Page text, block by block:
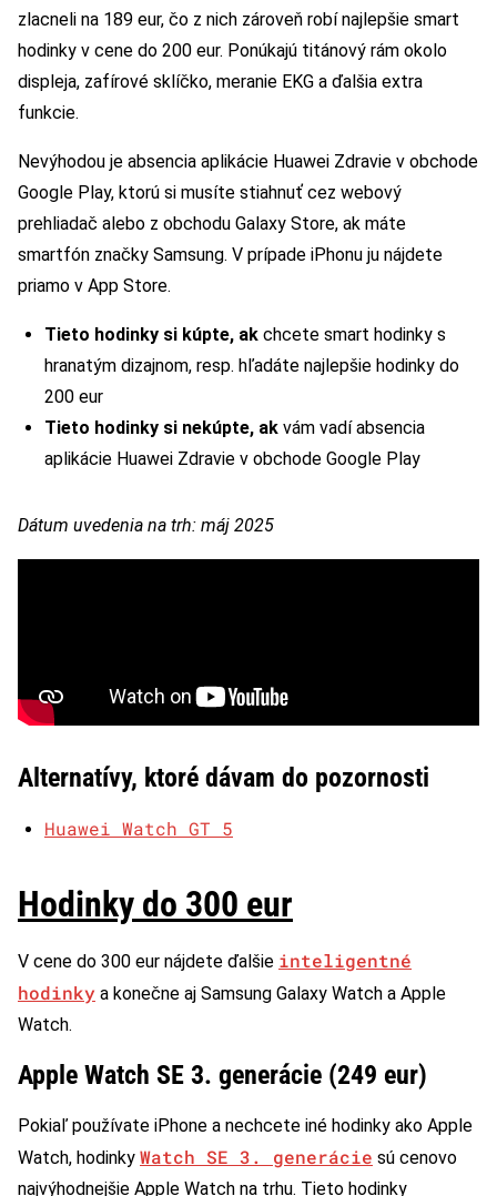
zlacneli na 189 eur, čo z nich zároveň robí najlepšie smart
hodinky v cene do 200 eur. Ponúkajú titánový rám okolo
displeja, zafírové sklíčko, meranie EKG a ďalšia extra
funkcie.
Nevýhodou je absencia aplikácie Huawei Zdravie v obchode
Google Play, ktorú si musíte stiahnuť cez webový
prehliadač alebo z obchodu Galaxy Store, ak máte
smartfón značky Samsung. V prípade iPhonu ju nájdete
priamo v App Store.
Tieto hodinky si kúpte, ak chcete smart hodinky s
hranatým dizajnom, resp. hľadáte najlepšie hodinky do
200 eur
Tieto hodinky si nekúpte, ak vám vadí absencia
aplikácie Huawei Zdravie v obchode Google Play
Dátum uvedenia na trh: máj 2025
Alternatívy, ktoré dávam do pozornosti
Huawei Watch GT 5
Hodinky do 300 eur
V cene do 300 eur nájdete ďalšie inteligentné
hodinky a konečne aj Samsung Galaxy Watch a Apple
Watch.
Apple Watch SE 3. generácie (249 eur)
Pokiaľ používate iPhone a nechcete iné hodinky ako Apple
Watch, hodinky Watch SE 3. generácie sú cenovo
najvýhodnejšie Apple Watch na trhu. Tieto hodinky